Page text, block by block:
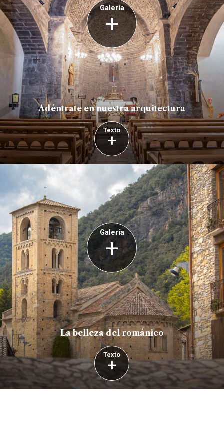
Galería
+
Adéntrate en nuestra arquitectura
Texto
+
Galería
+
La belleza del románico
Texto
+